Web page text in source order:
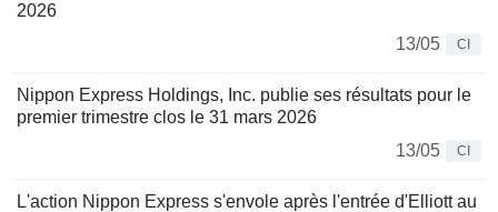
2026
13/05
CI
Nippon Express Holdings, Inc. publie ses résultats pour le
premier trimestre clos le 31 mars 2026
13/05
CI
L'action Nippon Express s'envole après l'entrée d'Elliott au